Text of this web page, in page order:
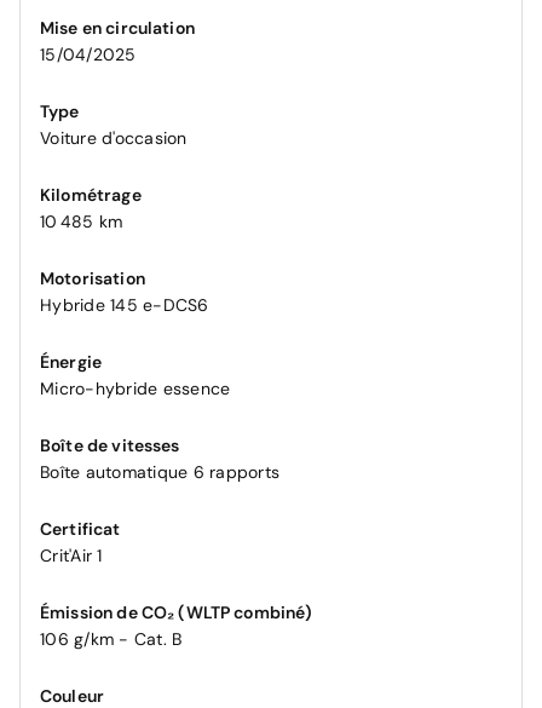
Mise en circulation
15/04/2025
Type
Voiture d'occasion
Kilométrage
10 485 km
Motorisation
Hybride 145 e-DCS6
Énergie
Micro-hybride essence
Boîte de vitesses
Boîte automatique 6 rapports
Certificat
Crit'Air 1
Émission de CO₂ (WLTP combiné)
106 g/km - Cat. B
Couleur